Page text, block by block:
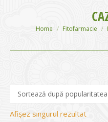
You are here:
Home Fitofarmacie
Afișez singurul rezultat